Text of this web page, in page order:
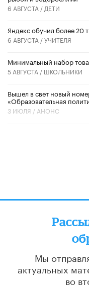
6 АВГУСТА / ДЕТИ
​Яндекс обучил более 20
6 АВГУСТА /УЧИТЕЛЯ
Минимальный набор
5 АВГУСТА / ШКОЛЬНИКИ
Вышел в свет новый
«Образовательная
3 ИЮЛЯ / АНОНС
Мы
актуальных
во